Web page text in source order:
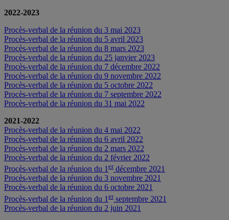
2022-2023
Procès-verbal de la réunion du 3 mai 2023
Procès-verbal de la réunion du 5 avril 2023
Procès-verbal de la réunion du 8 mars 2023
Procès-verbal de la réunion du 25 janvier 2023
Procès-verbal de la réunion du 7 décembre 2022
Procès-verbal de la réunion du 9 novembre 2022
Procès-verbal de la réunion du 5 octobre 2022
Procès-verbal de la réunion du 7 septembre 2022
Procès-verbal de la réunion du 31 mai 2022
2021-2022
Procès-verbal de la réunion du 4 mai 2022
Procès-verbal de la réunion du 6 avril 2022
Procès-verbal de la réunion du 2 mars 2022
Procès-verbal de la réunion du 2 février 2022
Procès-verbal de la réunion du 1 erdécembre 2021
Procès-verbal de la réunion du 3 novembre 2021
Procès-verbal de la réunion du 6 octobre 2021
Procès-verbal de la réunion du 1 erseptembre 2021
Procès-verbal de la réunion du 2 juin 2021